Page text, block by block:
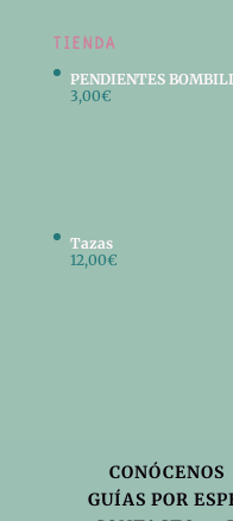
TIENDA
PENDIENTES
3,00€
Tazas
12,00€
CONÓCENOS
GUÍAS POR